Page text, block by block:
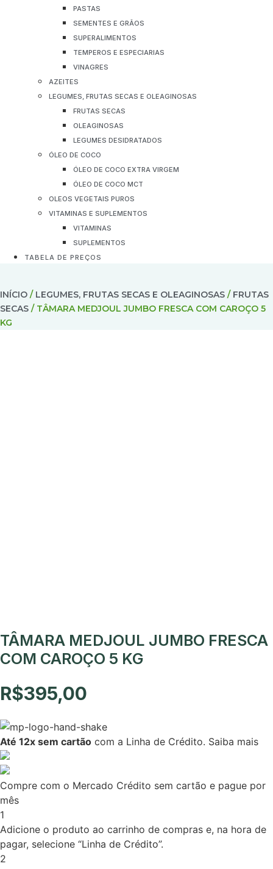
PASTAS
SEMENTES E GRÃOS
SUPERALIMENTOS
TEMPEROS E ESPECIARIAS
VINAGRES
AZEITES
LEGUMES, FRUTAS SECAS E OLEAGINOSAS
FRUTAS SECAS
OLEAGINOSAS
LEGUMES DESIDRATADOS
ÓLEO DE COCO
ÓLEO DE COCO EXTRA VIRGEM
ÓLEO DE COCO MCT
OLEOS VEGETAIS PUROS
VITAMINAS E SUPLEMENTOS
VITAMINAS
SUPLEMENTOS
TABELA DE PREÇOS
INÍCIO / LEGUMES, FRUTAS SECAS E OLEAGINOSAS / FRUTAS
SECAS / TÂMARA MEDJOUL JUMBO FRESCA COM CAROÇO 5
KG
TÂMARA MEDJOUL JUMBO FRESCA
COM CAROÇO 5 KG
R$395,00
Até 12x sem cartão com a Linha de Crédito. Saiba mais
Compre com o Mercado Crédito sem cartão e pague por
mês
1
Adicione o produto ao carrinho de compras e, na hora de
pagar, selecione “Linha de Crédito”.
2